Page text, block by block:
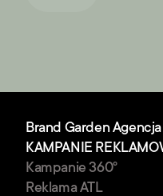
Brand Garden
KAMPANIE
Kampanie 360°
Reklama ATL